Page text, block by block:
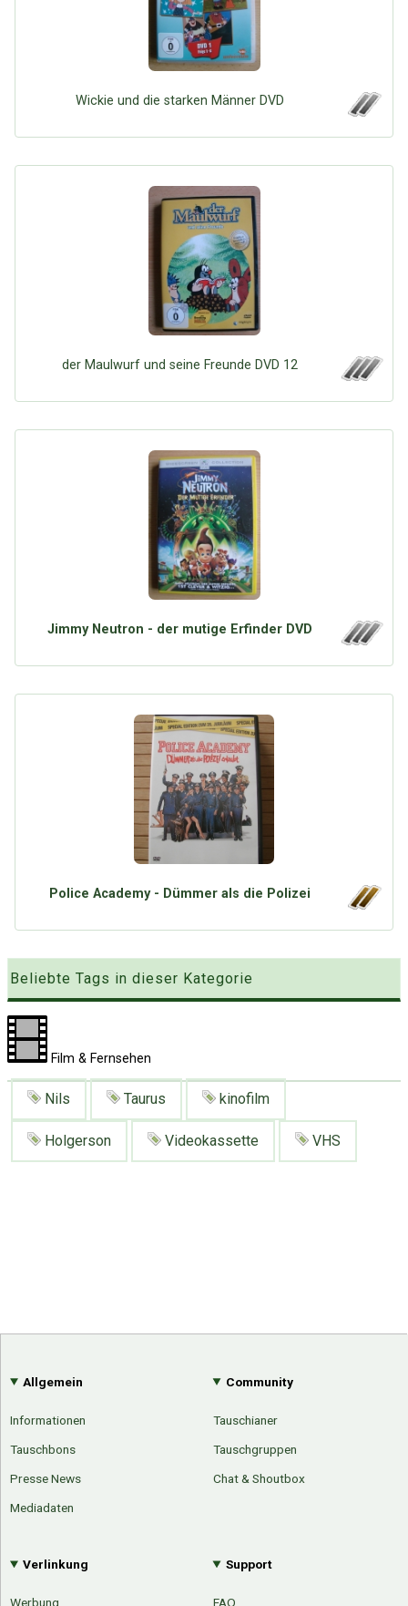
Mit Email Twitter
Google
Über Tauschbu↔de
Kategoriewolke
Wickie und die starken Männer DVD
der Maulwurf und seine Freunde DVD 12
Jimmy Neutron - der mutige Erfinder DVD
Police Academy - Dümmer als die Polizei
Beliebte Tags in dieser Kategorie
Film & Fernsehen
Nils Taurus kinofilm
Holgerson Videokassette VHS
Allgemein
Informationen
Tauschbons
Presse News
Mediadaten
Community
Tauschianer
Tauschgruppen
Chat & Shoutbox
Verlinkung
Werbung
Support
FAQ